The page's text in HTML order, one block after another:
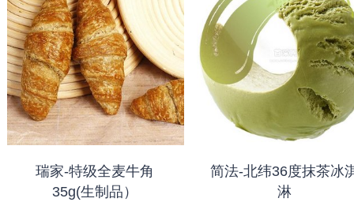
瑞家-特级全麦牛角
35g(生制品）
简法-北纬36度抹茶冰
淋